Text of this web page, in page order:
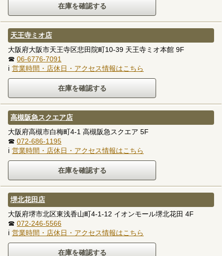
天王寺ミオ店
大阪府大阪市天王寺区悲田院町10-39 天王寺ミオ本館 9F
☎ 06-6776-7091
ℹ 営業時間・店休日・アクセス情報はこちら
高槻阪急スクエア店
大阪府高槻市白梅町4-1 高槻阪急スクエア 5F
☎ 072-686-1195
ℹ 営業時間・店休日・アクセス情報はこちら
堺北花田店
大阪府堺市北区東浅香山町4-1-12 イオンモール堺北花田 4F
☎ 072-246-5566
ℹ 営業時間・店休日・アクセス情報はこちら